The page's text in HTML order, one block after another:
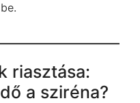
riasztása:
a sziréna?